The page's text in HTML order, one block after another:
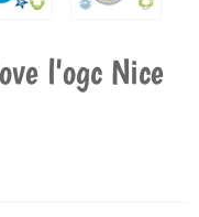
l'ogc Nice